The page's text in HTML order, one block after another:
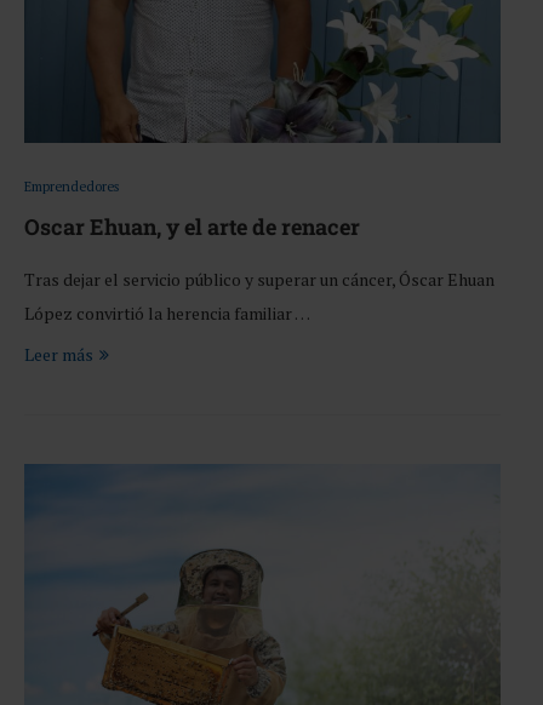
Emprendedores
Oscar Ehuan, y el arte de renacer
Tras dejar el servicio público y superar un cáncer, Óscar Ehuan
López convirtió la herencia familiar …
Leer más